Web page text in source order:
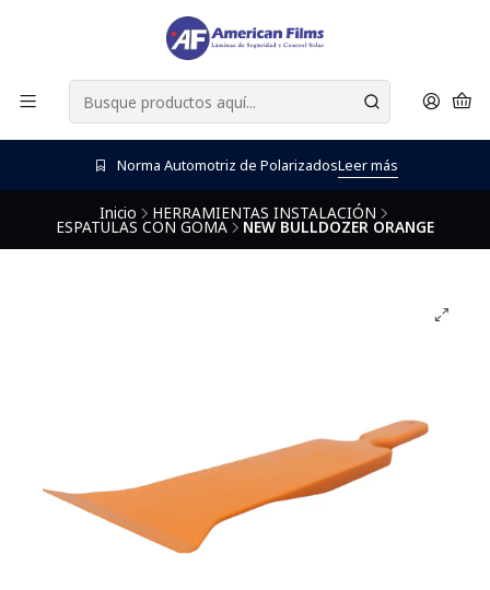
Norma Automotriz de PolarizadosLeer más
Inicio HERRAMIENTAS INSTALACIÓN
ESPATULAS CON GOMA NEW BULLDOZER ORANGE